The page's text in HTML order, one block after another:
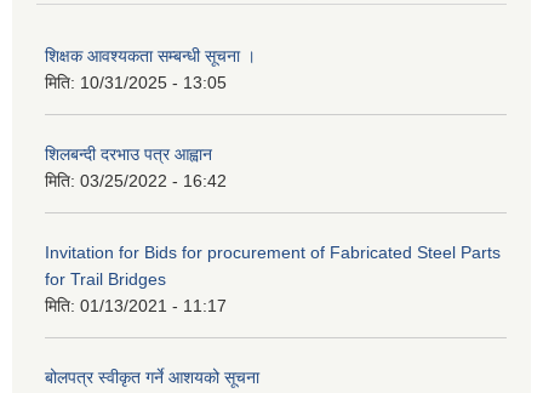
शिक्षक आवश्यकता सम्बन्धी सूचना ।
मिति: 10/31/2025 - 13:05
शिलबन्दी दरभाउ पत्र आह्वान
मिति: 03/25/2022 - 16:42
Invitation for Bids for procurement of Fabricated Steel Parts
for Trail Bridges
मिति: 01/13/2021 - 11:17
बोलपत्र स्वीकृत गर्ने आशयको सूचना